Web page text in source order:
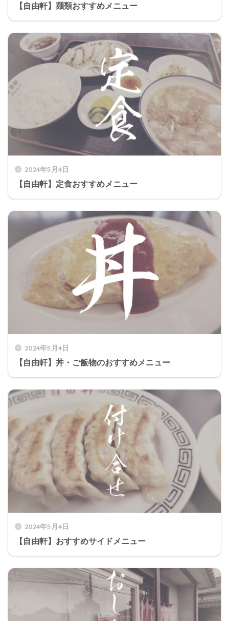
【自由軒】麺類おすすめメニュー
2024年5月4日
【自由軒】定食おすすめメニュー
2024年5月4日
【自由軒】丼・ご飯物のおすすめメニュー
2024年5月4日
【自由軒】おすすめサイドメニュー